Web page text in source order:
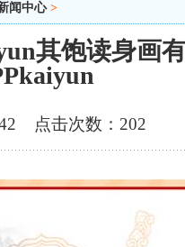
闻中心>
其饱读身画
点击次数：202